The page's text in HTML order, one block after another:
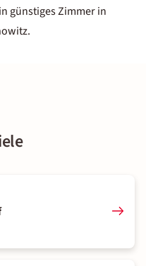
günstiges Zimmer in